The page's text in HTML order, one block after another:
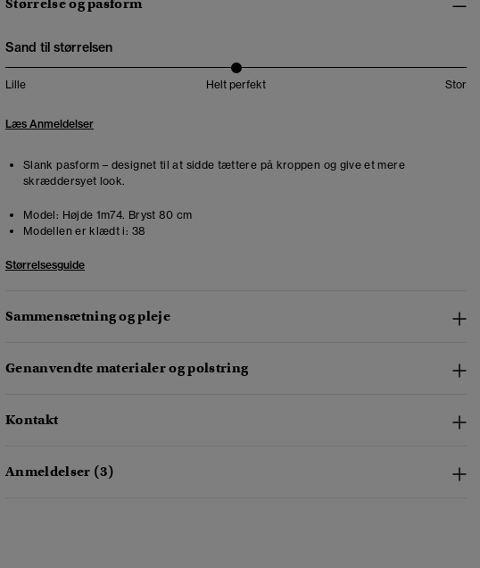
Størrelse og pasform
Sand til størrelsen
Lille Helt perfekt Stor
Læs Anmeldelser
Slank pasform – designet til at sidde tættere på kroppen og give et mere
skræddersyet look.
Model: Højde 1m74. Bryst 80 cm
Modellen er klædt i: 38
Størrelsesguide
Sammensætning og pleje
Genanvendte materialer og polstring
Kontakt
Anmeldelser (3)